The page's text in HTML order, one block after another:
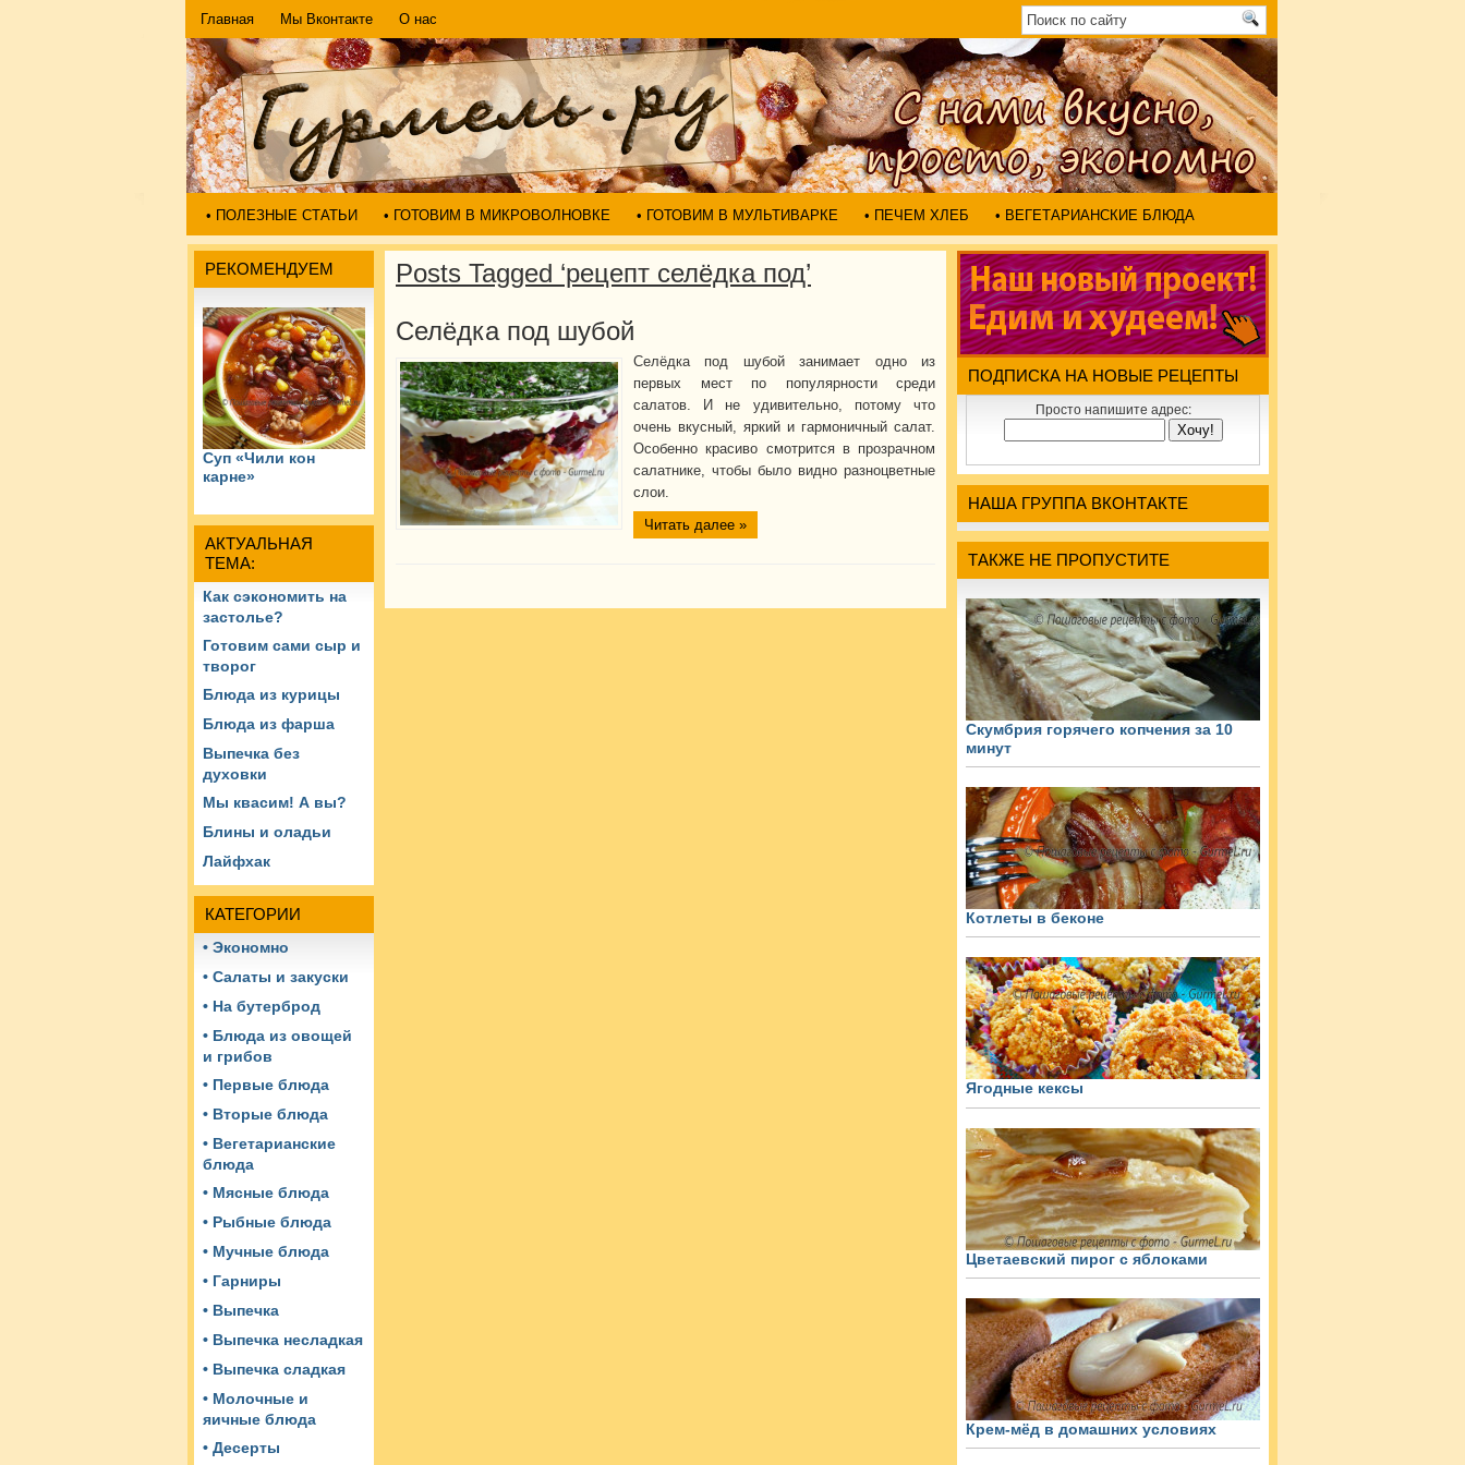
Главная Мы Вконтакте О нас
• ПОЛЕЗНЫЕ СТАТЬИ • ГОТОВИМ В МИКРОВОЛНОВКЕ • ГОТОВИМ В МУЛЬТИВАРКЕ • ПЕЧЕМ ХЛЕБ • ВЕГЕТАРИАНСКИЕ БЛЮДА
РЕКОМЕНДУЕМ
Суп «Чили кон
карне»
АКТУАЛЬНАЯ
ТЕМА:
Как сэкономить на
застолье?
Готовим сами сыр и
творог
Блюда из курицы
Блюда из фарша
Выпечка без
духовки
Мы квасим! А вы?
Блины и оладьи
Лайфхак
КАТЕГОРИИ
• Экономно
• Салаты и закуски
• На бутерброд
• Блюда из овощей
и грибов
• Первые блюда
• Вторые блюда
• Вегетарианские
блюда
• Мясные блюда
• Рыбные блюда
• Мучные блюда
• Гарниры
• Выпечка
• Выпечка несладкая
• Выпечка сладкая
• Молочные и
яичные блюда
• Десерты
Posts Tagged ‘рецепт селёдка под’
Селёдка под шубой
Селёдка под шубой занимает одно из
первых мест по популярности среди
салатов. И не удивительно, потому что
очень вкусный, яркий и гармоничный салат.
Особенно красиво смотрится в прозрачном
салатнике, чтобы было видно разноцветные
слои.
Читать далее »
ПОДПИСКА НА НОВЫЕ РЕЦЕПТЫ
Просто напишите адрес:
НАША ГРУППА ВКОНТАКТЕ
ТАКЖЕ НЕ ПРОПУСТИТЕ
Скумбрия горячего копчения за 10
минут
Котлеты в беконе
Ягодные кексы
Цветаевский пирог с яблоками
Крем-мёд в домашних условиях